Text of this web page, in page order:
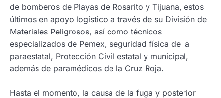
de bomberos de Playas de Rosarito y Tijuana, estos
últimos en apoyo logístico a través de su División de
Materiales Peligrosos, así como técnicos
especializados de Pemex, seguridad física de la
paraestatal, Protección Civil estatal y municipal,
además de paramédicos de la Cruz Roja.
Hasta el momento, la causa de la fuga y posterior